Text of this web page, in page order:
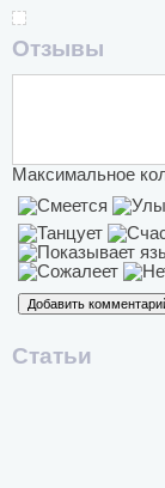
Отзывы
Максимальное
Статьи